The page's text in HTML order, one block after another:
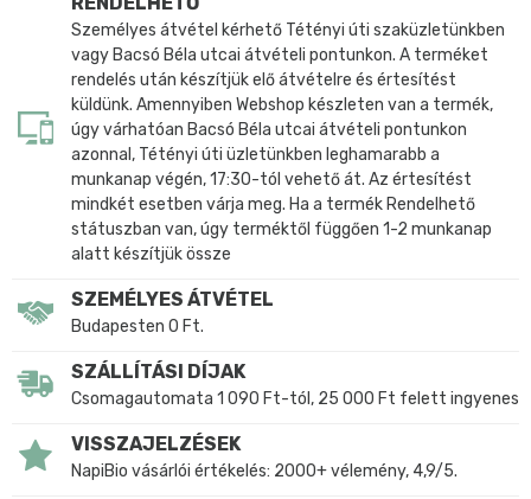
Személyes átvétel kérhető Tétényi úti szaküzletünkben
vagy Bacsó Béla utcai átvételi pontunkon. A terméket
rendelés után készítjük elő átvételre és értesítést
küldünk. Amennyiben Webshop készleten van a termék,
úgy várhatóan Bacsó Béla utcai átvételi pontunkon
azonnal, Tétényi úti üzletünkben leghamarabb a
munkanap végén, 17:30-tól vehető át. Az értesítést
mindkét esetben várja meg. Ha a termék Rendelhető
státuszban van, úgy terméktől függően 1-2 munkanap
alatt készítjük össze
SZEMÉLYES ÁTVÉTEL
Budapesten 0 Ft.
SZÁLLÍTÁSI DÍJAK
Csomagautomata 1 090 Ft-tól, 25 000 Ft felett ingyenes
VISSZAJELZÉSEK
NapiBio vásárlói értékelés: 2000+ vélemény, 4,9/5.